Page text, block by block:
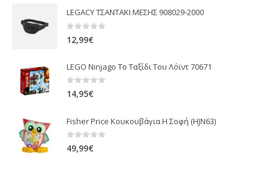
LEGACY ΤΣΑΝΤΑΚΙ ΜΕΣΗΣ 908029-2000
12,99€
LEGO Ninjago Το Ταξίδι Του Λόϊντ 70671
0 out of 5
14,95€
Fisher Price Κουκουβάγια Η Σοφή (HJN63)
0 out of 5
49,99€